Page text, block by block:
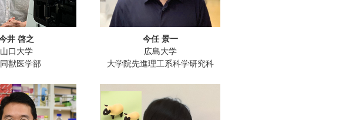
井 啓之
山口大学
獣医学部
今任 景一
広島大学
大学院先進理工系科学研究科